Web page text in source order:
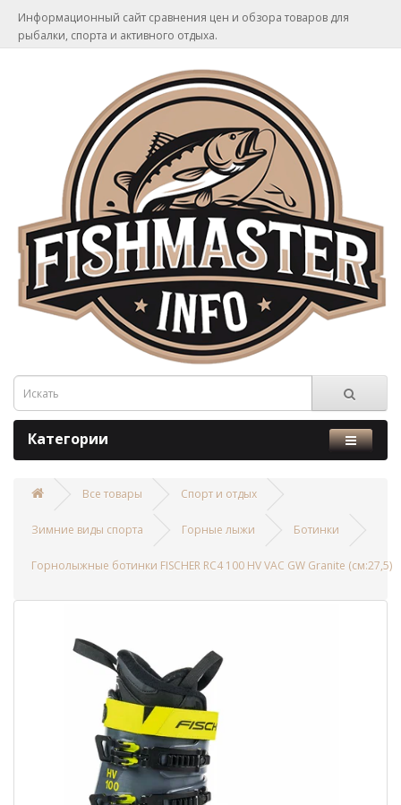
Информационный сайт сравнения цен и обзора товаров для
рыбалки, спорта и активного отдыха.
Категории
Все товары Спорт и отдых
Зимние виды спорта Горные лыжи Ботинки
Горнолыжные ботинки FISCHER RC4 100 HV VAC GW Granite (см:27,5)